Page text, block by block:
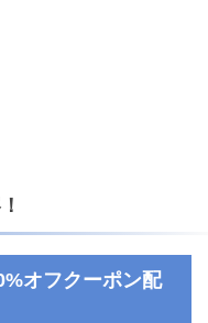
オフクーポン配